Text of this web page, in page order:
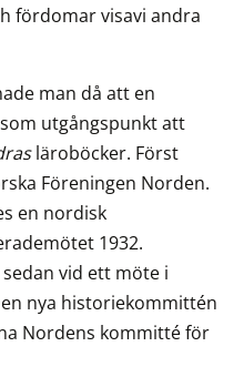
fördomar visavi andra
man då att en
utgångspunkt att
läroböcker. Först
Föreningen Norden.
en nordisk
1932.
vid ett möte i
nya historiekommittén
Nordens kommitté för